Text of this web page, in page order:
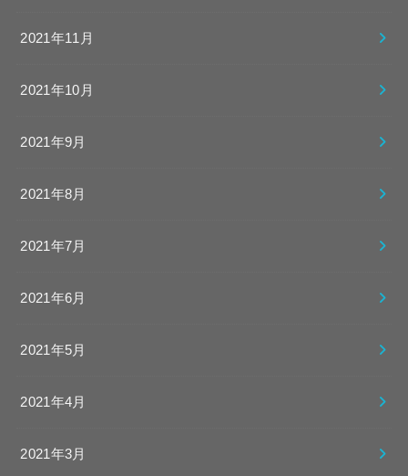
2021年11月
2021年10月
2021年9月
2021年8月
2021年7月
2021年6月
2021年5月
2021年4月
2021年3月